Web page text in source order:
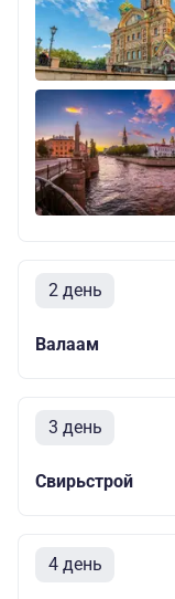
2 день
Валаам
3 день
Свирьстрой
4 день